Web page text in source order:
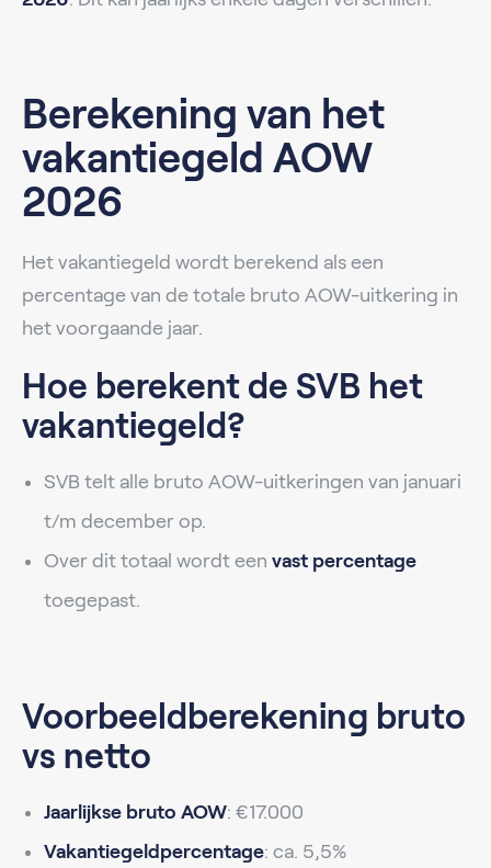
Berekening van het
vakantiegeld AOW
2026
Het vakantiegeld wordt berekend als een
percentage van de totale bruto AOW-uitkering in
het voorgaande jaar.
Hoe berekent de SVB het
vakantiegeld?
SVB telt alle bruto AOW-uitkeringen van januari
t/m december op.
Over dit totaal wordt een vast percentage
toegepast.
Voorbeeldberekening bruto
vs netto
Jaarlijkse bruto AOW: €17.000
Vakantiegeldpercentage: ca. 5,5%